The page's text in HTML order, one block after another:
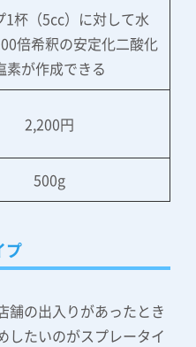
1杯（5cc）に対して水
倍希釈の安定化二酸化
素が作成できる
2,200円
500g
プ
舗の出入りがあったとき
したいのがスプレータイ